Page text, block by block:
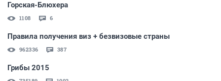
Горская-Блюхера
1108 6
Правила получения виз + безвизовые страны
962336 387
Грибы 2015